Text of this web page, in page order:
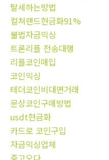
탈세하는방법
컬쳐랜드현금화91%
불법자금믹싱
트론리플 전송대행
리플코인매입
코인믹싱
테더코인비대면거래
문상코인구매방법
usdt현금화
카드로 코인구입
자금믹싱업체